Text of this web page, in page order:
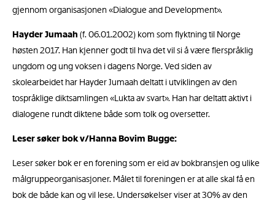
gjennom organisasjonen «Dialogue and Development».
Hayder Jumaah (f. 06.01.2002) kom som flyktning til Norge
høsten 2017. Han kjenner godt til hva det vil si å være flerspråklig
ungdom og ung voksen i dagens Norge. Ved siden av
skolearbeidet har Hayder Jumaah deltatt i utviklingen av den
tospråklige diktsamlingen «Lukta av svart». Han har deltatt aktivt i
dialogene rundt diktene både som tolk og oversetter.
Leser søker bok v/Hanna Bovim Bugge:
Leser søker bok er en forening som er eid av bokbransjen og ulike
målgruppeorganisasjoner. Målet til foreningen er at alle skal få en
bok de både kan og vil lese. Undersøkelser viser at 30% av den